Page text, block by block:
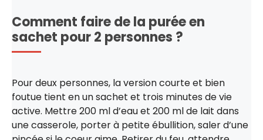
Comment faire de la purée en
sachet pour 2 personnes ?
Pour deux personnes, la version courte et bien
foutue tient en un sachet et trois minutes de vie
active. Mettre 200 ml d’eau et 200 ml de lait dans
une casserole, porter à petite ébullition, saler d’une